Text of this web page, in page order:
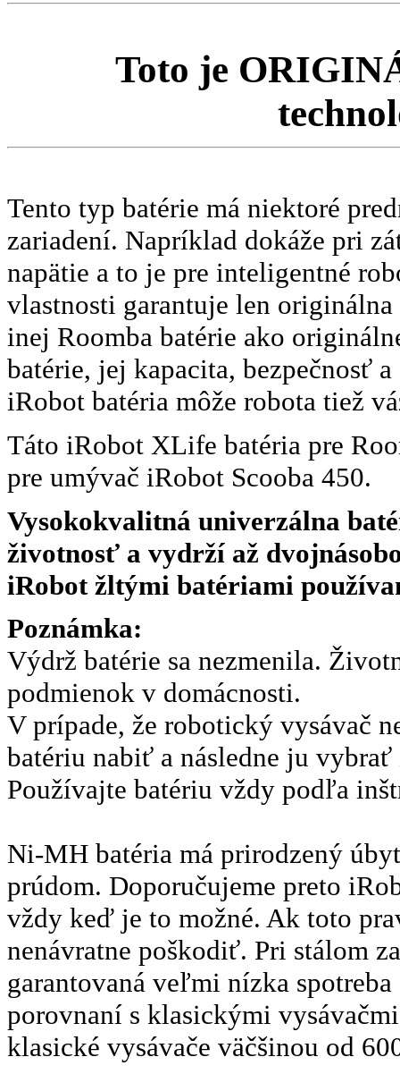
Toto je
Tento typ batérie má niektoré
zariadení. Napríklad dokáže pri
napätie a to je pre inteligentné
vlastnosti garantuje len
inej Roomba batérie ako
batérie, jej kapacita, bezpečnosť
iRobot batéria môže robota tiež
Táto iRobot XLife batéria pre
pre umývač iRobot Scooba 450.
Vysokokvalitná univerzálna
životnosť a vydrží až
iRobot žltými batériami
Poznámka:
Výdrž batérie sa nezmenila.
podmienok v domácnosti.
V prípade, že robotický vysávač
batériu nabiť a následne ju vybrať
Používajte batériu vždy podľa
Ni-MH batéria má prirodzený
prúdom. Doporučujeme preto
vždy keď je to možné. Ak toto
nenávratne poškodiť. Pri stálom
garantovaná veľmi nízka
porovnaní s klasickými
klasické vysávače väčšinou od